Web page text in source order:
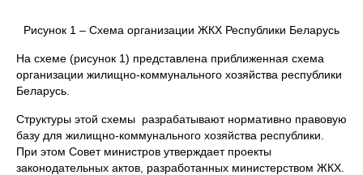
Рисунок 1 – Схема организации ЖКХ Республики Беларусь
На схеме (рисунок 1) представлена приближенная схема
организации жилищно-коммунального хозяйства республики
Беларусь.
Структуры этой схемы разрабатывают нормативно правовую
базу для жилищно-коммунального хозяйства республики.
При этом Совет министров утверждает проекты
законодательных актов, разработанных министерством ЖКХ.